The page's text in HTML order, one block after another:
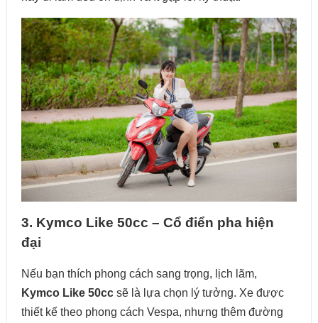
3. Kymco Like 50cc – Cổ điển pha hiện
đại
Nếu bạn thích phong cách sang trọng, lịch lãm,
Kymco Like 50ccsẽ là lựa chọn lý tưởng. Xe được
thiết kế theo phong cách Vespa, nhưng thêm đường